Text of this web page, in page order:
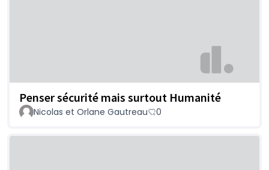
Penser sécurité mais surtout Humanité
Nicolas et Orlane Gautreau 0